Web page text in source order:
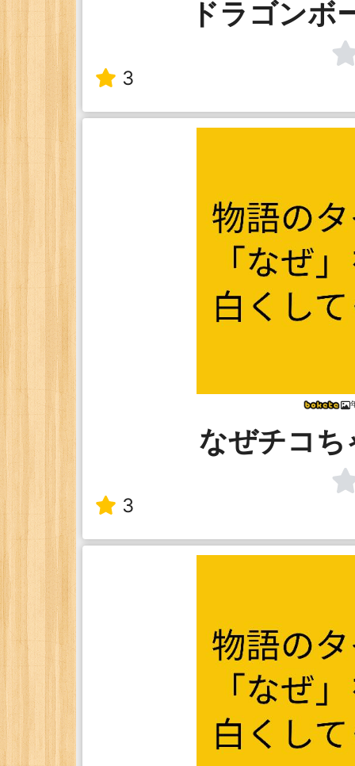
ドラゴンボ
3
なぜチコ
3